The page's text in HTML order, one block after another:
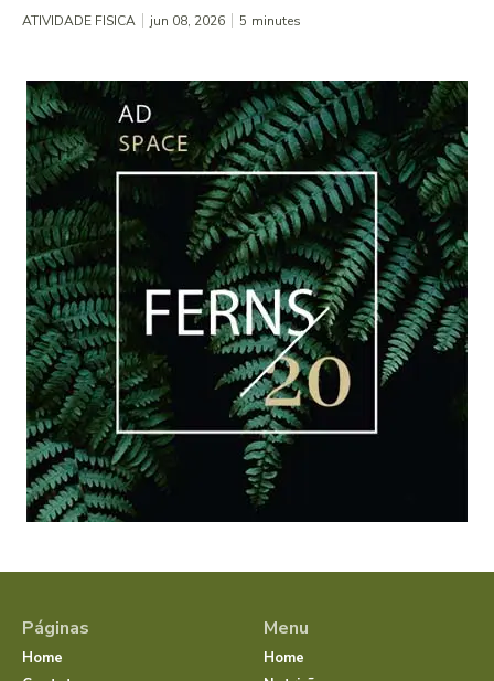
ATIVIDADE FISICA jun 08, 2026 5 minutes
Páginas
Home
Menu
Home